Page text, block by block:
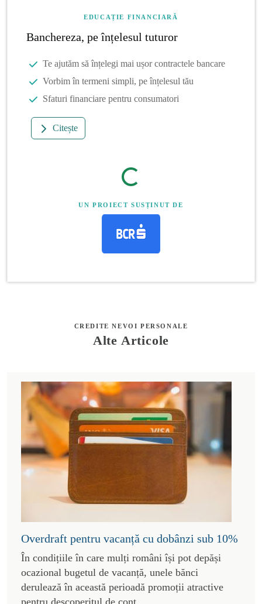
EDUCAȚIE FINANCIARĂ
Banchereza, pe înțelesul tuturor
Te ajutăm să înțelegi mai ușor contractele bancare
Vorbim în termeni simpli, pe înțelesul tău
Sfaturi financiare pentru consumatori
Citește
UN PROIECT SUSȚINUT DE
CREDITE NEVOI PERSONALE
Alte Articole
Overdraft pentru vacanță cu dobânzi sub 10%
În condițiile în care mulți români își pot depăși
ocazional bugetul de vacanță, unele bănci
derulează în această perioadă promoții atractive
pentru descoperitul de cont.